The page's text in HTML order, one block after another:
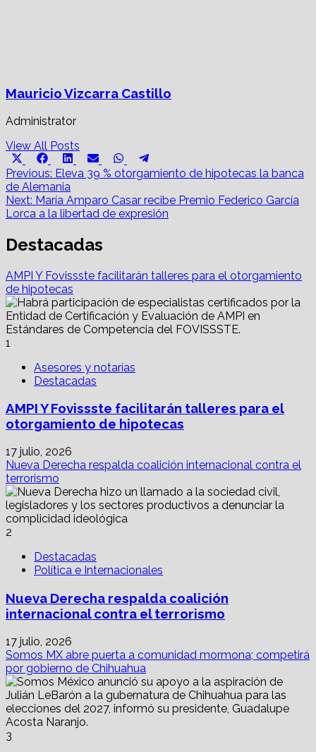
Mauricio Vizcarra Castillo
Administrator
View All Posts
Share
on
(Twitter)
Share
on
Facebook
Share
on
LinkedIn
Share
on
Email
Share
on
WhatsApp
on
Post
navigation
Previous: Eleva 39 % otorgamiento de hipotecas la banca
de Alemania
Next: María Amparo Casar recibe Premio Federico García
Lorca a la libertad de expresión
Destacadas
AMPI Y Fovissste facilitarán talleres para el otorgamiento
de hipotecas
1
Asesores y notarías
Destacadas
AMPI Y Fovissste facilitarán talleres para el
otorgamiento de hipotecas
17 julio, 2026
Nueva Derecha respalda coalición internacional contra el
terrorismo
2
Destacadas
Política e Internacionales
Nueva Derecha respalda coalición
internacional contra el terrorismo
17 julio, 2026
Somos MX abre puerta a comunidad mormona; competirá
por gobierno de Chihuahua
3